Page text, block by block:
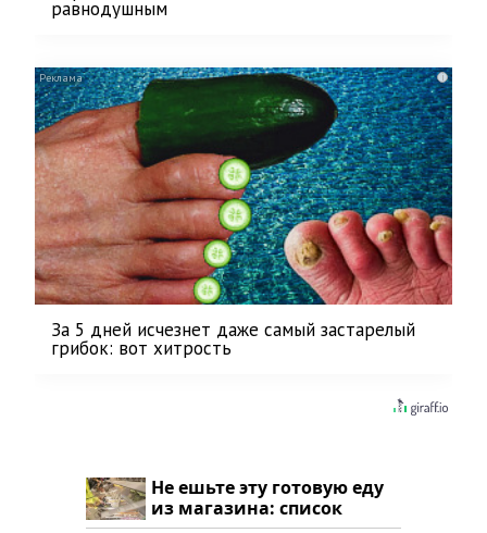
равнодушным
i
За 5 дней исчезнет даже самый застарелый
грибок: вот хитрость
Не ешьте эту готовую еду
из магазина: список